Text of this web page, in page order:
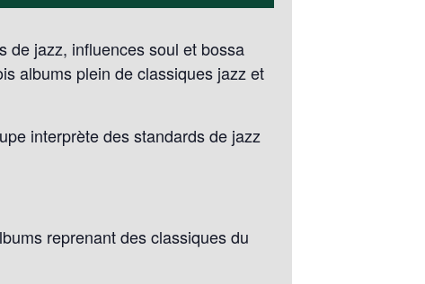
de jazz, influences soul et bossa
albums plein de classiques jazz et
interprète des standards de jazz
reprenant des classiques du